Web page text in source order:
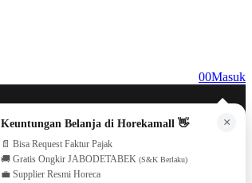
00Masuk
×
Keuntungan Belanja di Horekamall 👋
📄 Bisa Request Faktur Pajak
🚚 Gratis Ongkir JABODETABEK (S&K Berlaku)
💼 Supplier Resmi Horeca